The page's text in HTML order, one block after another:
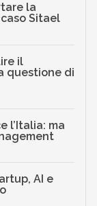
la
Sitael
il
questione di
l’Italia: ma
AI e